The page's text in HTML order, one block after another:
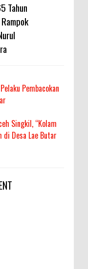
Tahun
Pembacokan
Singkil, “Kolam
di Desa Lae Butar